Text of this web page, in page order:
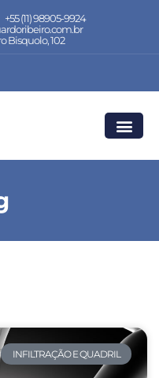
+55 (11) 98905-9924
Bisquolo, 102
INFILTRAÇÃO E QUADRIL